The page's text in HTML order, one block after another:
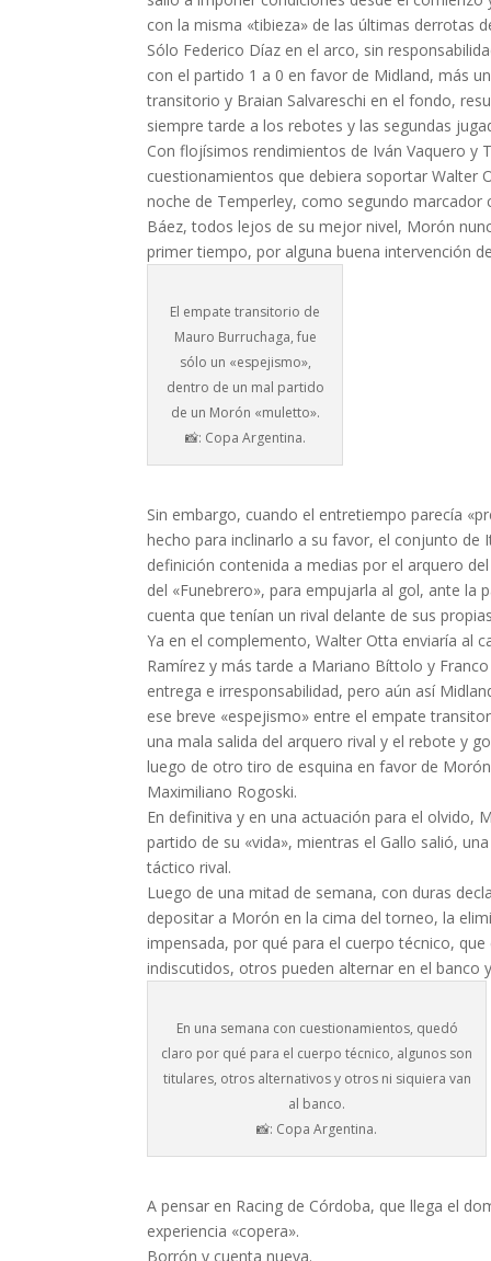
con la misma «tibieza» de las últimas derrotas
Sólo Federico Díaz en el arco, sin
con el partido 1 a 0 en favor de Midland, más
transitorio y Braian Salvareschi en el fondo,
siempre tarde a los rebotes y las segundas
Con flojísimos rendimientos de Iván Vaquero y
cuestionamientos que debiera soportar Walter
noche de Temperley, como segundo marcador
Báez, todos lejos de su mejor nivel, Morón
primer tiempo, por alguna buena intervención
El empate transitorio de
Mauro Burruchaga, fue
sólo un «espejismo»,
dentro de un mal partido
de un Morón «muletto».
📸: Copa Argentina.
Sin embargo, cuando el entretiempo parecía
hecho para inclinarlo a su favor, el conjunto de
definición contenida a medias por el arquero
del «Funebrero», para empujarla al gol, ante la
cuenta que tenían un rival delante de sus
Ya en el complemento, Walter Otta enviaría al
Ramírez y más tarde a Mariano Bíttolo y
entrega e irresponsabilidad, pero aún así
ese breve «espejismo» entre el empate
una mala salida del arquero rival y el rebote y
luego de otro tiro de esquina en favor de
Maximiliano Rogoski.
En definitiva y en una actuación para el olvido,
partido de su «vida», mientras el Gallo salió,
táctico rival.
Luego de una mitad de semana, con duras
depositar a Morón en la cima del torneo, la
impensada, por qué para el cuerpo técnico,
indiscutidos, otros pueden alternar en el banco
En una semana con cuestionamientos, quedó
claro por qué para el cuerpo técnico, algunos son
titulares, otros alternativos y otros ni siquiera van
al banco.
📸: Copa Argentina.
A pensar en Racing de Córdoba, que llega el
experiencia «copera».
Borrón y cuenta nueva.